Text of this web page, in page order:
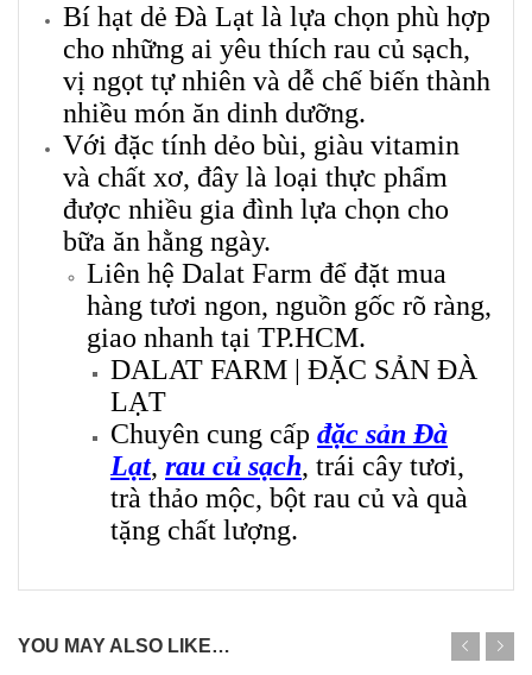
Bí hạt dẻ Đà Lạt là lựa chọn phù hợp
cho những ai yêu thích rau củ sạch,
vị ngọt tự nhiên và dễ chế biến thành
nhiều món ăn dinh dưỡng.
Với đặc tính dẻo bùi, giàu vitamin
và chất xơ, đây là loại thực phẩm
được nhiều gia đình lựa chọn cho
bữa ăn hằng ngày.
Liên hệ Dalat Farm để đặt mua
hàng tươi ngon, nguồn gốc rõ ràng,
giao nhanh tại TP.HCM.
DALAT FARM | ĐẶC SẢN ĐÀ
LẠT
Chuyên cung cấp đặc sản Đà
Lạt, rau củ sạch, trái cây tươi,
trà thảo mộc, bột rau củ và quà
tặng chất lượng.
YOU MAY ALSO LIKE…